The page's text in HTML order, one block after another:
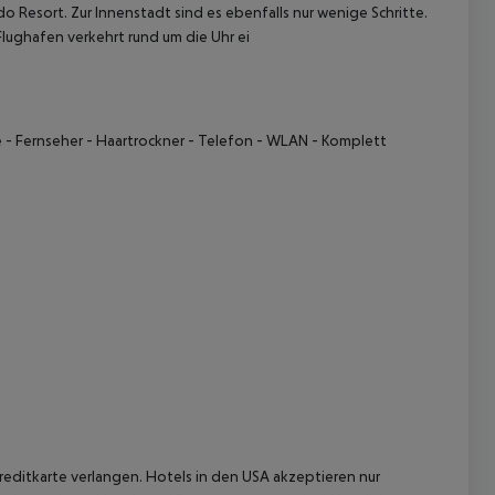
Zur Innenstadt sind es ebenfalls nur wenige Schritte.
verkehrt rund um die Uhr ei
Fernseher - Haartrockner - Telefon - WLAN - Komplett
verlangen. Hotels in den USA akzeptieren nur